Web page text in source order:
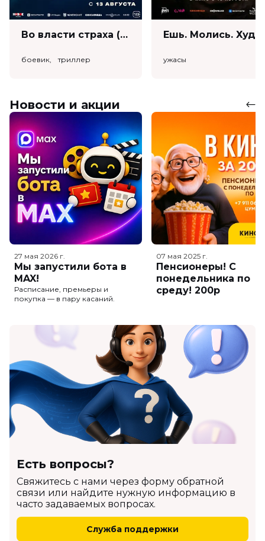
Во власти страха (18+)
боевик, триллер ужасы
Новости и акции
27 мая 2026 г.
Мы запустили бота в
MAX!
Расписание, премьеры и
покупка — в пару касаний.
07 мая 2025 г.
Пенсионеры! С
понедельника по
среду! 200р
Есть вопросы?
Cвяжитесь с нами через форму обратной
связи или найдите нужную информацию в
часто задаваемых вопросах.
Служба поддержки